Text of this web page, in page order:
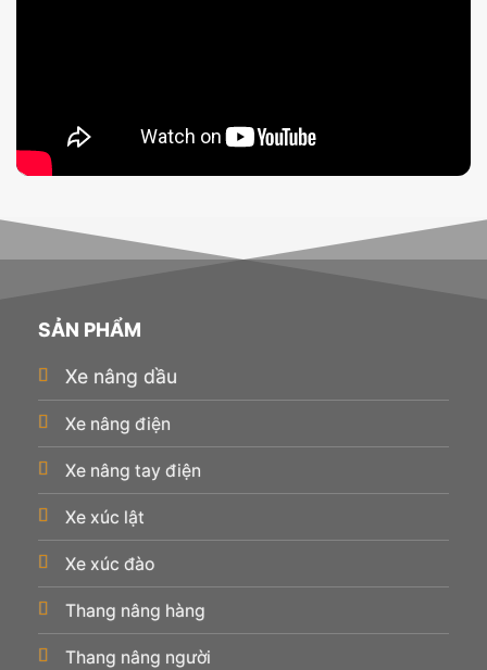
SẢN PHẨM
Xe nâng dầu
Xe nâng điện
Xe nâng tay điện
Xe xúc lật
Xe xúc đào
Thang nâng hàng
Thang nâng người